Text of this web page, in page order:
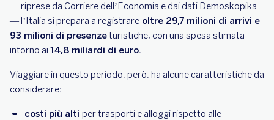
— riprese da Corriere dell’Economia e dai dati Demoskopika
— l’Italia si prepara a registrare oltre 29,7 milioni di arrivi e
93 milioni di presenzeturistiche, con una spesa stimata
intorno ai14,8 miliardi di euro.
Viaggiare in questo periodo, però, ha alcune caratteristiche da
considerare:
costi più alti per trasporti e alloggi rispetto alle